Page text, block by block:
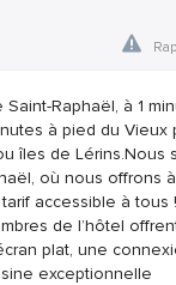
Raphaël, à 1
à pied du Vieux
îles de Lérins.Nous
où nous offrons
accessible à tous
de l’hôtel
plat, une
exceptionnelle